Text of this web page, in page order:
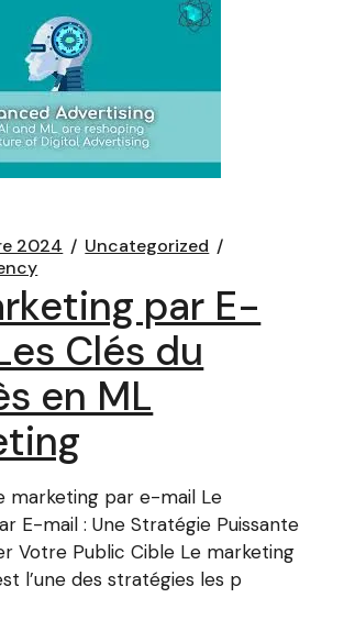
2024
Uncategorized
par E-
Clés du
en ML
marketing par e-mail Le
E-mail : Une Stratégie Puissante
Votre Public Cible Le marketing
l’une des stratégies les p